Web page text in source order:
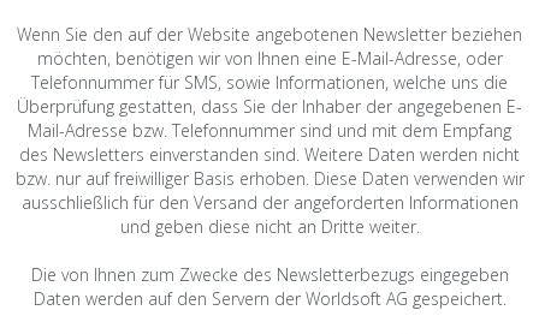
Wenn Sie den auf der Website angebotenen Newsletter beziehen
möchten, benötigen wir von Ihnen eine E-Mail-Adresse, oder
Telefonnummer für SMS, sowie Informationen, welche uns die
Überprüfung gestatten, dass Sie der Inhaber der angegebenen E-
Mail-Adresse bzw. Telefonnummer sind und mit dem Empfang
des Newsletters einverstanden sind. Weitere Daten werden nicht
bzw. nur auf freiwilliger Basis erhoben. Diese Daten verwenden wir
ausschließlich für den Versand der angeforderten Informationen
und geben diese nicht an Dritte weiter.
Die von Ihnen zum Zwecke des Newsletterbezugs eingegeben
Daten werden auf den Servern der Worldsoft AG gespeichert.